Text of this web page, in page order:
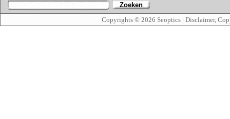
Zoeken
Copyrights © 2026 Seoptics | Disclaimer,